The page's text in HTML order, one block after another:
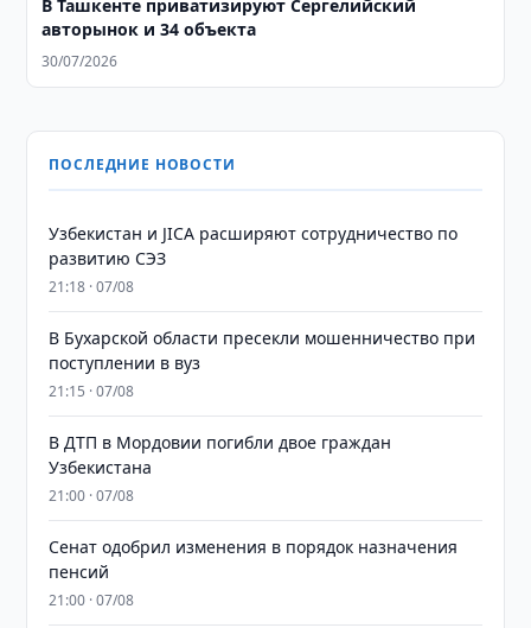
В Ташкенте приватизируют Сергелийский
авторынок и 34 объекта
30/07/2026
ПОСЛЕДНИЕ НОВОСТИ
Узбекистан и JICA расширяют сотрудничество по
развитию СЭЗ
21:18 · 07/08
В Бухарской области пресекли мошенничество при
поступлении в вуз
21:15 · 07/08
В ДТП в Мордовии погибли двое граждан
Узбекистана
21:00 · 07/08
Сенат одобрил изменения в порядок назначения
пенсий
21:00 · 07/08